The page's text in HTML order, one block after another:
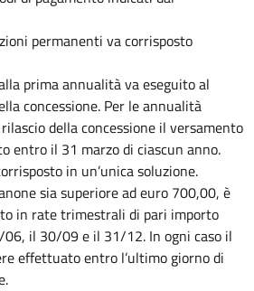
permanenti va corrisposto
prima annualità va eseguito al
concessione. Per le annualità
della concessione il versamento
entro il 31 marzo di ciascun anno.
in un’unica soluzione.
sia superiore ad euro 700,00, è
in rate trimestrali di pari importo
il 30/09 e il 31/12. In ogni caso il
effettuato entro l’ultimo giorno di